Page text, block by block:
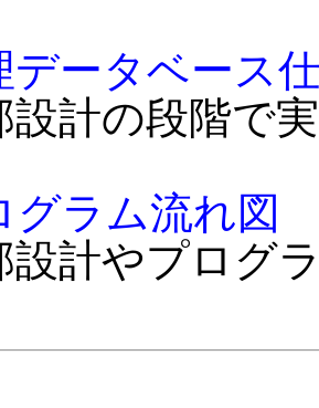
ータベース
計の段階で
ラム流れ図
計やプログ